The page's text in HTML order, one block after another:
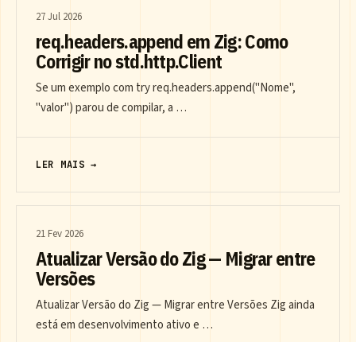
27 Jul 2026
req.headers.append em Zig: Como
Corrigir no std.http.Client
Se um exemplo com try req.headers.append("Nome",
"valor") parou de compilar, a …
LER MAIS →
21 Fev 2026
Atualizar Versão do Zig — Migrar entre
Versões
Atualizar Versão do Zig — Migrar entre Versões Zig ainda
está em desenvolvimento ativo e …